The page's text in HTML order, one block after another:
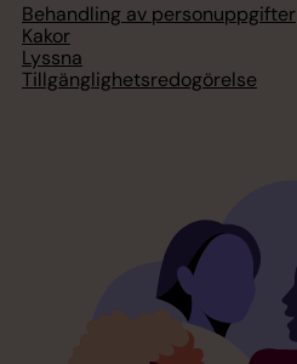
Behandling av personuppgifter
Kakor
Lyssna
Tillgänglighetsredogörelse